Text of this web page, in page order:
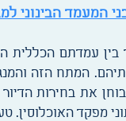
המעמד הבינוני
עמדתם הכללית
המתח הזה
את בחירות
של נתוני מפקד